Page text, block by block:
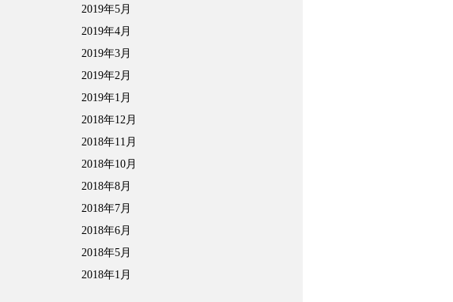
2019年5月
2019年4月
2019年3月
2019年2月
2019年1月
2018年12月
2018年11月
2018年10月
2018年8月
2018年7月
2018年6月
2018年5月
2018年1月